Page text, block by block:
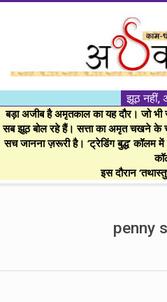
।।
BE
CLEVER!
झूठ नहीं,
बड़ा अजीब है अमृतकाल का यह दौर। जो
सब झूठ बोल रहे हैं। सत्ता का अमृत चखने के
सच जानना ज़रूरी है। ‘ट्रेडिंग बुद्ध’
इस दौरान
penny